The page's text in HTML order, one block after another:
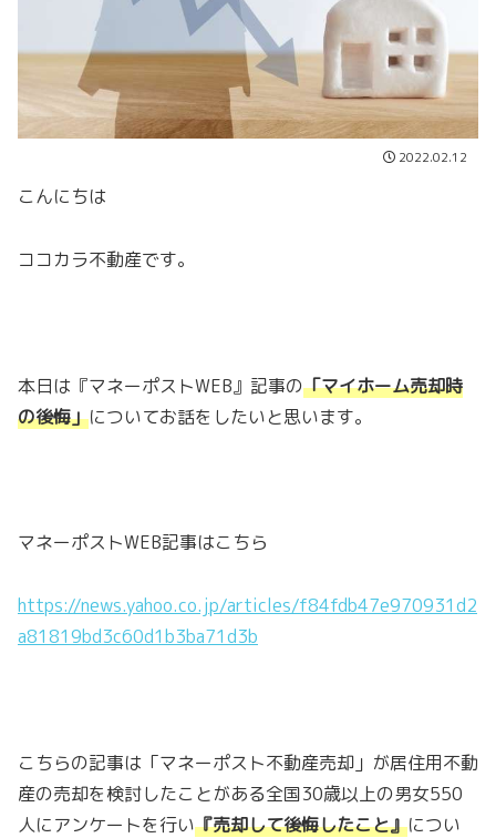
2022.02.12
こんにちは
ココカラ不動産です。
本日は『マネーポストWEB』記事の「マイホーム売却時
の後悔」についてお話をしたいと思います。
マネーポストWEB記事はこちら
https://news.yahoo.co.jp/articles/f84fdb47e970931d2
a81819bd3c60d1b3ba71d3b
こちらの記事は「マネーポスト不動産売却」が居住用不動
産の売却を検討したことがある全国30歳以上の男女550
人にアンケートを行い『売却して後悔したこと』につい